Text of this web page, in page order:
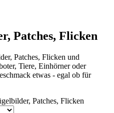
Patches, Flicken
Patches, Flicken und
Tiere, Einhörner oder
etwas - egal ob für
Patches, Flicken